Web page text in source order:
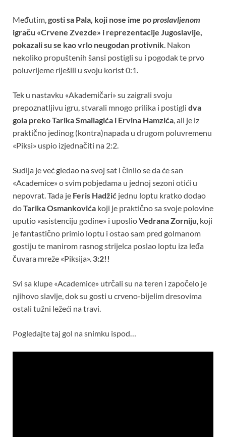
Međutim,gosti sa Pala, koji nose ime poproslavljenom
igraču «Crvene Zvezde» i reprezentacije Jugoslavije,
pokazali su se kao vrlo neugodan protivnik. Nakon
nekoliko propuštenih šansi postigli su i pogodak te prvo
poluvrijeme riješili u svoju korist 0:1.
Tek u nastavku «Akademičari» su zaigrali svoju
prepoznatljivu igru, stvarali mnogo prilika i postigli dva
gola preko Tarika Smailagića i Ervina Hamzića, ali je iz
praktično jedinog (kontra)napada u drugom poluvremenu
«Piksi» uspio izjednačiti na 2:2.
Sudija je već gledao na svoj sat i činilo se da će san
«Academice» o svim pobjedama u jednoj sezoni otići u
nepovrat. Tada je Feris Hadžić jednu loptu kratko dodao
doTarika Osmankovića koji je praktično sa svoje polovine
uputio «asistenciju godine» i uposlioVedrana Zorniju, koji
je fantastično primio loptu i ostao sam pred golmanom
gostiju te manirom rasnog strijelca poslao loptu iza leđa
čuvara mreže «Piksija». 3:2!!
Svi sa klupe «Academice» utrčali su na teren i započelo je
njihovo slavlje, dok su gosti u crveno-bijelim dresovima
ostali tužni ležeći na travi.
Pogledajte taj gol na snimku ispod…